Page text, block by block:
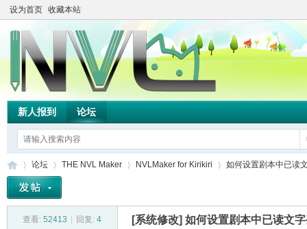
设为首页 收藏本站
新人报到 论坛
论坛
›
THE NVL Maker NVLMaker for Kirikiri
›
如何设置剧本中已读
查看: 52413 回复: 4 [系统修改] 如何设置剧本中已读文